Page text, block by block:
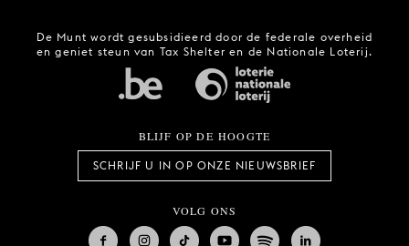
De Munt wordt gesubsidieerd door de federale overheid
en geniet steun van Tax Shelter en de Nationale Loterij.
BLIJF OP DE HOOGTE
SCHRIJF U IN OP ONZE NIEUWSBRIEF
VOLG ONS